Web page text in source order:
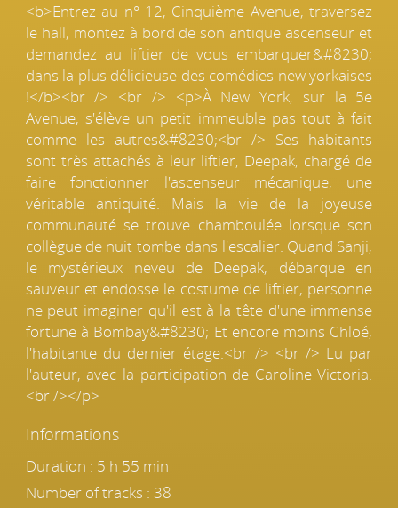
<b>Entrez au n° 12, Cinquième Avenue, traversez
le hall, montez à bord de son antique ascenseur et
demandez au liftier de vous embarquer&#8230;
dans la plus délicieuse des comédies new yorkaises
!</b><br /> <br /> <p>À New York, sur la 5e
Avenue, s'élève un petit immeuble pas tout à fait
comme les autres&#8230;<br /> Ses habitants
sont très attachés à leur liftier, Deepak, chargé de
faire fonctionner l'ascenseur mécanique, une
véritable antiquité. Mais la vie de la joyeuse
communauté se trouve chamboulée lorsque son
collègue de nuit tombe dans l'escalier. Quand Sanji,
le mystérieux neveu de Deepak, débarque en
sauveur et endosse le costume de liftier, personne
ne peut imaginer qu'il est à la tête d'une immense
fortune à Bombay&#8230; Et encore moins Chloé,
l'habitante du dernier étage.<br /> <br /> Lu par
l'auteur, avec la participation de Caroline Victoria.
<br /></p>
Informations
Duration : 5 h 55 min
Number of tracks : 38